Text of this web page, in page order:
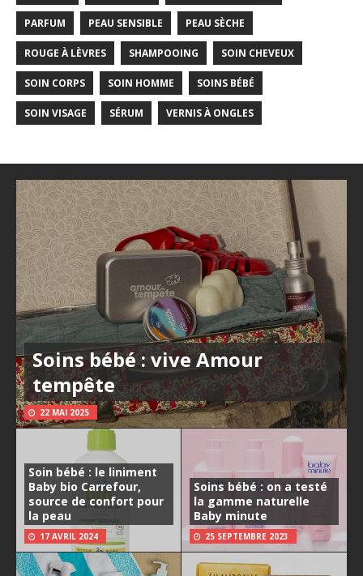
PARFUM PEAU SENSIBLE PEAU SÈCHE
ROUGE À LÈVRES SHAMPOOING SOIN CHEVEUX
SOIN CORPS SOIN HOMME SOINS BÉBÉ
SOIN VISAGE SÉRUM VERNIS À ONGLES
Soins bébé : vive Amour
tempête
22 MAI 2025
Soin bébé : le liniment
Baby bio Carrefour,
source de confort pour
la peau
17 AVRIL 2024
Soins bébé : on a testé
la gamme naturelle
Baby minute
25 SEPTEMBRE 2023